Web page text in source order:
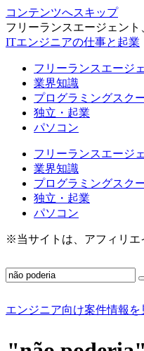
コンテンツへスキップ
フリーランスエージェン
ITエンジニアの仕事と起業
フリーランスエージ
業界知識
プログラミングスク
独立・起業
パソコン
フリーランスエージ
業界知識
プログラミングスク
独立・起業
パソコン
※当サイトは、アフィリエ
エンジニア向け案件情報を